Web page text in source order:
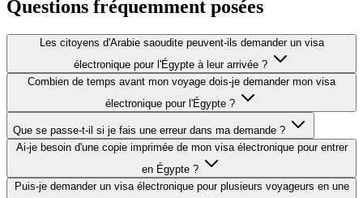
Questions fréquemment posées
Les citoyens d'Arabie saoudite peuvent-ils demander un visa
électronique pour l'Égypte à leur arrivée ?
Combien de temps avant mon voyage dois-je demander mon visa
électronique pour l'Égypte ?
Que se passe-t-il si je fais une erreur dans ma demande ?
Ai-je besoin d'une copie imprimée de mon visa électronique pour entrer
en Égypte ?
Puis-je demander un visa électronique pour plusieurs voyageurs en une